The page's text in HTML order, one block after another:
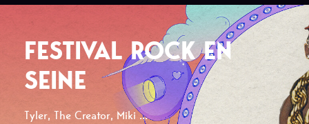
FESTIVAL ROCK EN
SEINE
Tyler, The Creator, Miki ...